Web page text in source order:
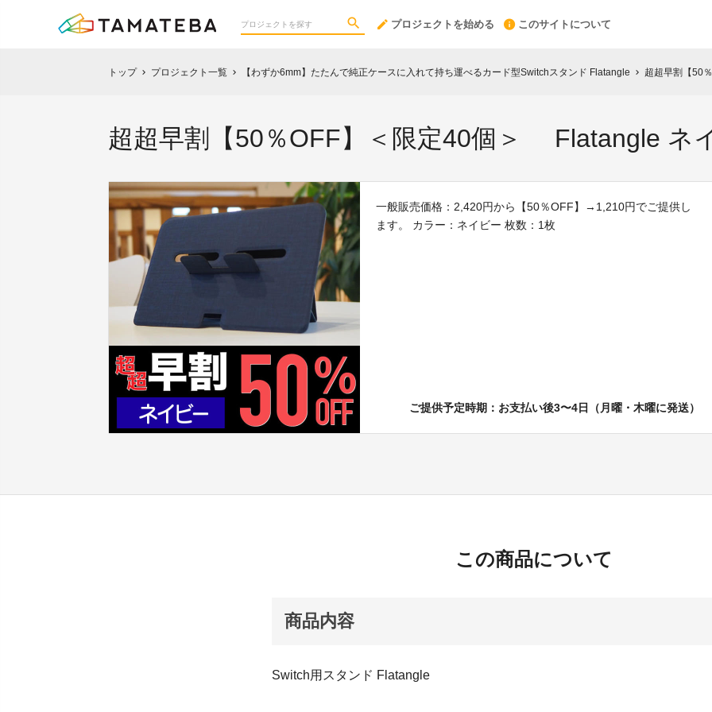
プロジェクトを始める このサイトについて
トップ chevron_right プロジェクト一覧 chevron_right 【わずか6mm】たたんで純正ケースに入れて持ち運べるカード型Switchスタンド Flatangle chevron_right 超超早割【50
超超早割【50％OFF】＜限定40個＞ Flatangle ネ
一般販売価格：2,420円から【50％OFF】→1,210円でご提供し
ます。 カラー：ネイビー 枚数：1枚
ご提供予定時期：お支払い後3〜4日（月曜・木曜に発送）
この商品について
商品内容
Switch用スタンド Flatangle